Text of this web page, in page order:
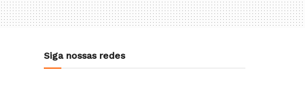
Siga nossas redes